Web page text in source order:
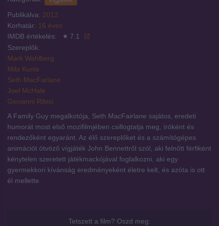
Publikálva: 2012
Korhatár: 16 éves
IMDB értékelés:
7.1
Szereplők:
Mark Wahlberg
Mila Kunis
Seth MacFarlane
Joel McHale
Giovanni Ribisi
A Family Guy megalkotója, Seth MacFairlane sajátos, eredeti
humorát most első mozifilmjében csillogtatja meg, íróként és
rendezőként egyaránt. Az élő szereplőket és a számítógépes
animációt ötvöző vígjáték John Bennettről szól, aki felnőtt férfiként
kénytelen szeretett játékmackójával foglalkozni, aki egy
gyermekkori kívánság eredményeként életre kelt, és azóta is ott
él mellette.
Tetszett a film? Oszd meg: